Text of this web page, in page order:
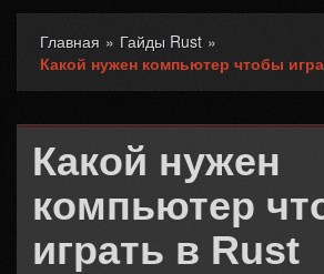
Вы здесь
Главная » Гайды Rust »
Какой нужен компьютер чтобы
Какой нужен
компьютер
играть в Rust